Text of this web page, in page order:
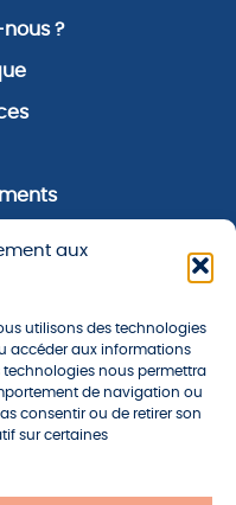
aux
utilisons des technologies
accéder aux informations
technologies nous permettra
de navigation ou
consentir ou de retirer son
sur certaines
?